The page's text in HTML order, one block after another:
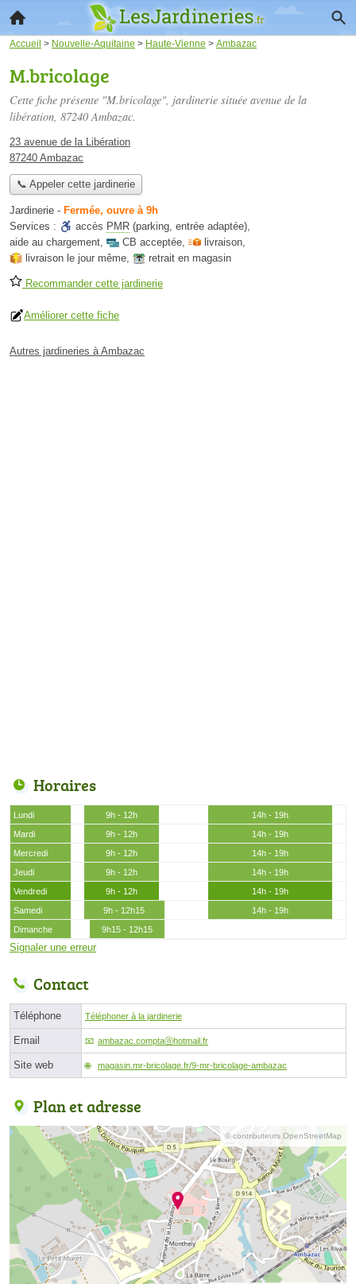
Accueil > Nouvelle-Aquitaine > Haute-Vienne > Ambazac
M.bricolage
Cette fiche présente "M.bricolage", jardinerie située avenue de la
libération, 87240 Ambazac.
23 avenue de la Libération
87240 Ambazac
📞 Appeler cette jardinerie
Jardinerie - Fermée, ouvre à 9h
Services :
accès PMR (parking, entrée adaptée),
aide au chargement, CB acceptée, livraison,
livraison le jour même, retrait en magasin
Recommander cette jardinerie
Améliorer cette fiche
Autres jardineries à Ambazac
Horaires
Lundi 9h - 12h
14h - 19h
Mardi
9h - 12h
14h - 19h
Mercredi
9h - 12h
14h - 19h
Jeudi
9h - 12h
14h - 19h
Vendredi
9h - 12h
14h - 19h
Samedi
9h - 12h15
14h - 19h
Dimanche
9h15 - 12h15
Signaler une erreur
Contact
Téléphone Téléphoner à la jardinerie
Email ambazac.comptaⓐhotmail.fr
Site web magasin.mr-bricolage.fr/9-mr-bricolage-ambazac
Plan et adresse
© contributeurs OpenStreetMap